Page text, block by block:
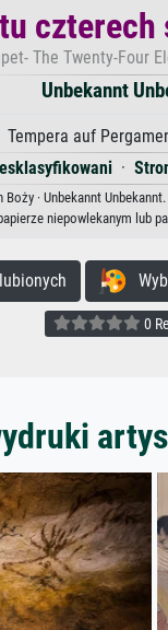
The Twenty-Four
Unbekannt
Tempera auf
·
· Unbekannt
niepowlekanym lub
0